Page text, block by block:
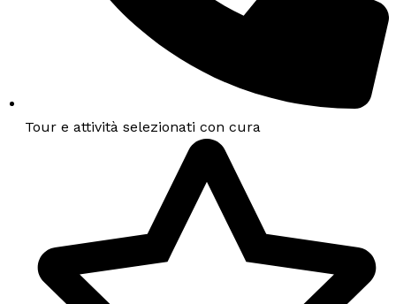
Tour e attività selezionati con cura